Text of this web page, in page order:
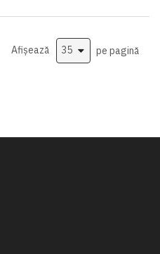
Afișează pe pagină